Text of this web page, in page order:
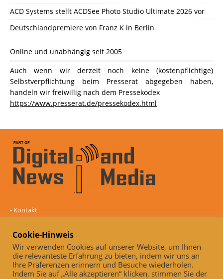
ACD Systems stellt ACDSee Photo Studio Ultimate 2026 vor
Deutschlandpremiere von Franz K in Berlin
Online und unabhängig seit 2005
Auch wenn wir derzeit noch keine (kostenpflichtige)
Selbstverpflichtung beim Presserat abgegeben haben,
handeln wir freiwillig nach dem Pressekodex
https://www.presserat.de/pressekodex.html
- Kontakt
Datenschutz
-Impressum
Online und unabhängig seit 2005
Auch, wenn wir derzeit noch keine (kostenpflichtige)
Cookie-Hinweis
Wir verwenden Cookies auf unserer Website, um Ihnen
die relevanteste Erfahrung zu bieten, indem wir uns an
Ihre Präferenzen erinnern und Besuche wiederholen.
Indem Sie auf „Alle akzeptieren“ klicken, stimmen Sie der